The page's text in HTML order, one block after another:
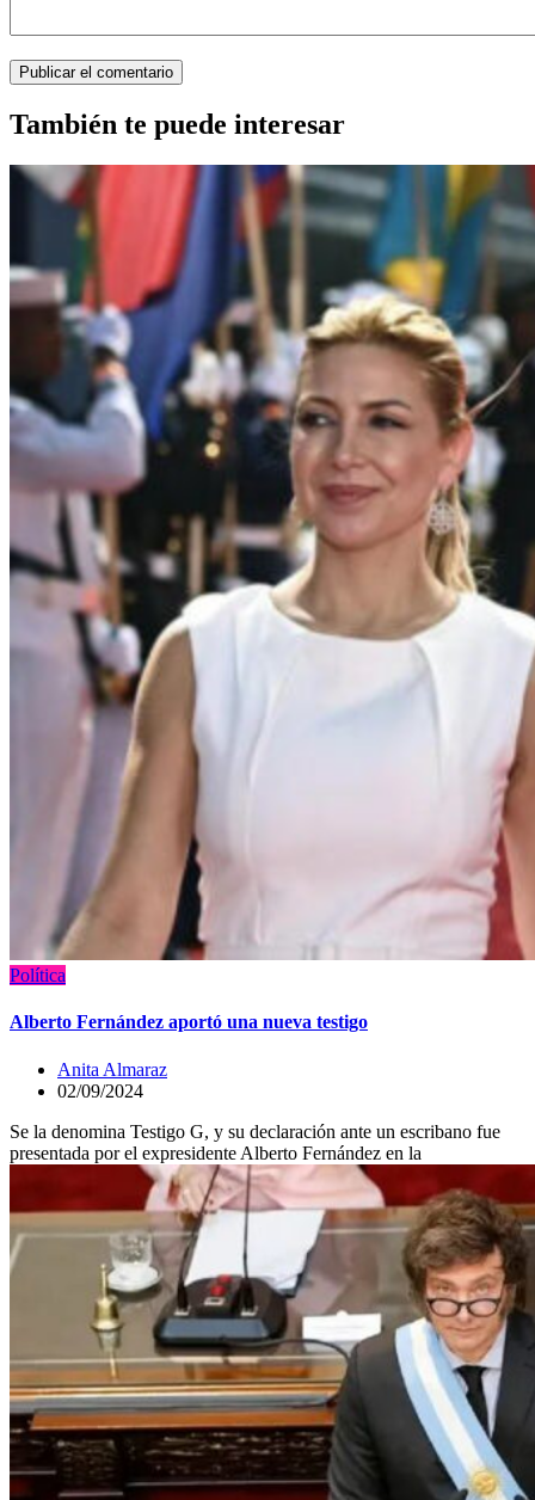
También te puede interesar
Política
Alberto Fernández aportó una nueva testigo
Anita Almaraz
02/09/2024
Se la denomina Testigo G, y su declaración ante un escribano fue
presentada por el expresidente Alberto Fernández en la